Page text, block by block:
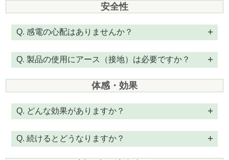
安全性
Q. 感電の心配はありませんか？
Q. 製品の使用にアース（接地）は必要ですか？
体感・効果
Q. どんな効果がありますか？
Q. 続けるとどうなりますか？